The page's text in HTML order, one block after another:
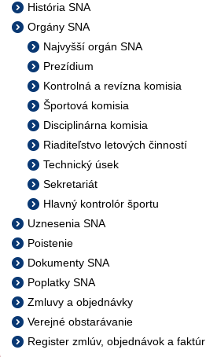
História SNA
Orgány SNA
Najvyšší orgán SNA
Prezídium
Kontrolná a revízna komisia
Športová komisia
Disciplinárna komisia
Riaditeľstvo letových činností
Technický úsek
Sekretariát
Hlavný kontrolór športu
Uznesenia SNA
Poistenie
Dokumenty SNA
Poplatky SNA
Zmluvy a objednávky
Verejné obstarávanie
Register zmlúv, objednávok a faktúr